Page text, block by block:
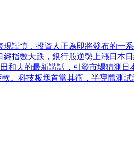
謹慎，投資人正為即將發布的一
指數大跌，銀行股逆勢上漲日本
和夫的最新講話，引發市場猜測日
。科技板塊首當其衝，半導體測